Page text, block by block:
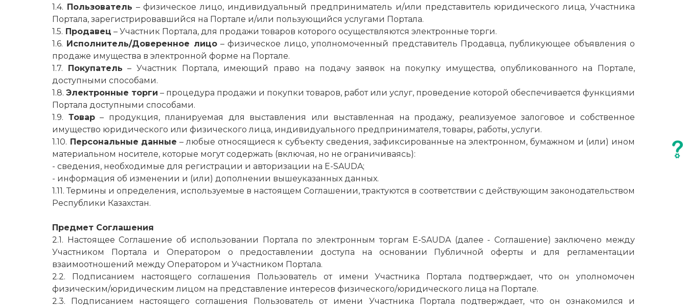
1.4. Пользователь – физическое лицо, индивидуальный предприниматель и/или представитель юридического лица, Участника
Портала, зарегистрировавшийся на Портале и/или пользующийся услугами Портала.
1.5. Продавец – Участник Портала, для продажи товаров которого осуществляются электронные торги.
1.6. Исполнитель/Доверенное лицо– физическое лицо, уполномоченный представитель Продавца, публикующее объявления о
продаже имущества в электронной форме на Портале.
1.7. Покупатель – Участник Портала, имеющий право на подачу заявок на покупку имущества, опубликованного на Портале,
доступными способами.
1.8. Электронные торги – процедура продажи и покупки товаров, работ или услуг, проведение которой обеспечивается функциями
Портала доступными способами.
1.9. Товар– продукция, планируемая для выставления или выставленная на продажу, реализуемое залоговое и собственное
имущество юридического или физического лица, индивидуального предпринимателя, товары, работы, услуги.
1.10. Персональные данные – любые относящиеся к субъекту сведения, зафиксированные на электронном, бумажном и (или) ином
материальном носителе, которые могут содержать (включая, но не ограничиваясь):
- сведения, необходимые для регистрации и авторизации на E-SAUDA;
- информация об изменении и (или) дополнении вышеуказанных данных.
1.11. Термины и определения, используемые в настоящем Соглашении, трактуются в соответствии с действующим законодательством
Республики Казахстан.
Предмет Соглашения
2.1. Настоящее Соглашение об использовании Портала по электронным торгам E-SAUDA (далее - Соглашение) заключено между
Участником Портала и Оператором о предоставлении доступа на основании Публичной оферты и для регламентации
взаимоотношений между Оператором и Участником Портала.
2.2. Подписанием настоящего соглашения Пользователь от имени Участника Портала подтверждает, что он уполномочен
физическим/юридическим лицом на представление интересов физического/юридического лица на Портале.
2.3. Подписанием настоящего соглашения Пользователь от имени Участника Портала подтверждает, что он ознакомился и